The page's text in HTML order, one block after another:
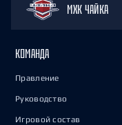
МХК ЧАЙКА
КОМАНДА
Правление
Руководство
Игровой состав